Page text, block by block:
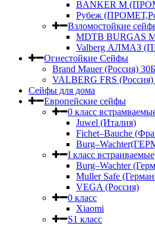
BANKER M
Рубеж
Взломостойкие
MDTB BURGAS
Valberg АЛМАЗ
Огнестойкие Сейфы
Brand Mauer (Россия)
VALBERG FRS
Сейфы для дома
Европейские сейфы
0 класс
Juwel (Италия)
Fichet–Bauche
I класс встраиваемые
Burg–Wachter
Muller Safe
VEGA (Россия)
0 класс
Xiaomi
S1 класс